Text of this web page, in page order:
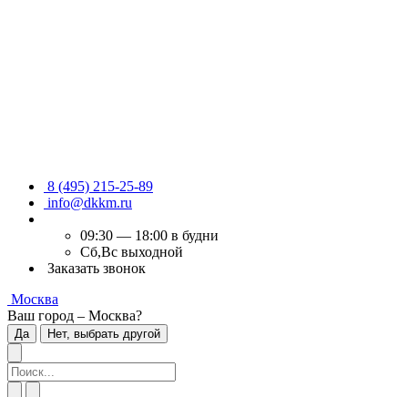
8 (495) 215-25-89
info@dkkm.ru
09:30 — 18:00 в будни
Сб,Вс выходной
Заказать звонок
Москва
Ваш город – Москва?
Да Нет, выбрать другой